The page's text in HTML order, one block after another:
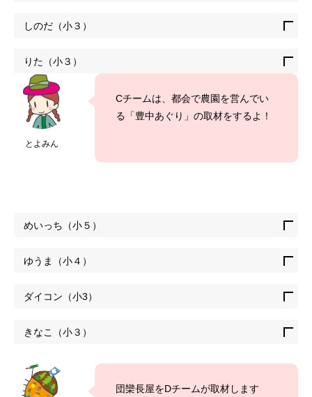
しのだ（小３）
りた（小３）
とよみん
Cチームは、都会で農園を営んでい
る「豊中あぐり」の取材をするよ！
めいっち（小５）
ゆうま（小４）
ダイコン（小3）
きなこ（小３）
団欒長屋をDチームが取材します